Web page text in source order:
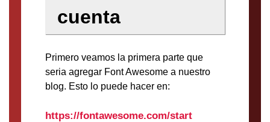
cuenta
Primero veamos la primera parte que
seria agregar Font Awesome a nuestro
blog. Esto lo puede hacer en:
https://fontawesome.com/start